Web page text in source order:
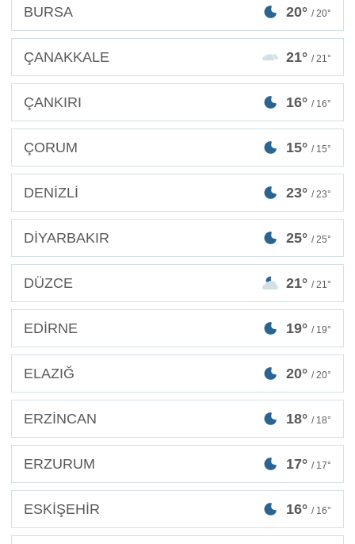
BURSA 20° / 20°
ÇANAKKALE 21° / 21°
ÇANKIRI 16° / 16°
ÇORUM 15° / 15°
DENİZLİ 23° / 23°
DİYARBAKIR 25° / 25°
DÜZCE 21° / 21°
EDİRNE 19° / 19°
ELAZIĞ 20° / 20°
ERZİNCAN 18° / 18°
ERZURUM 17° / 17°
ESKİŞEHİR 16° / 16°